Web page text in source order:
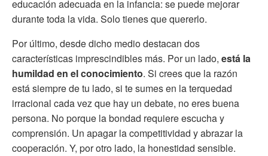
educación adecuada en la infancia: se puede mejorar
durante toda la vida. Solo tienes que quererlo.
Por último, desde dicho medio destacan dos
características imprescindibles más. Por un lado, está la
humildad en el conocimiento. Si crees que la razón
está siempre de tu lado, si te sumes en la terquedad
irracional cada vez que hay un debate, no eres buena
persona. No porque la bondad requiere escucha y
comprensión. Un apagar la competitividad y abrazar la
cooperación. Y, por otro lado, la honestidad sensible.